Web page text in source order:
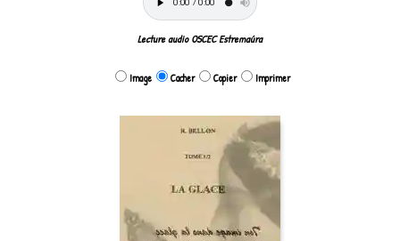
Lecture audio OSCEC Estremaúra
Image Cacher Copier Imprimer